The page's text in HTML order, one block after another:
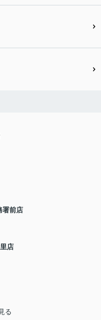
署前店
店
る